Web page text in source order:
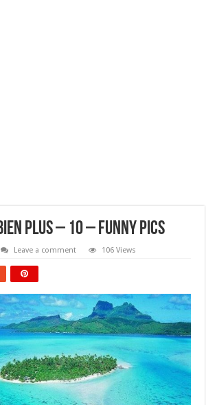
Plus – 10 – Funny Pics
Leave a comment 106 Views